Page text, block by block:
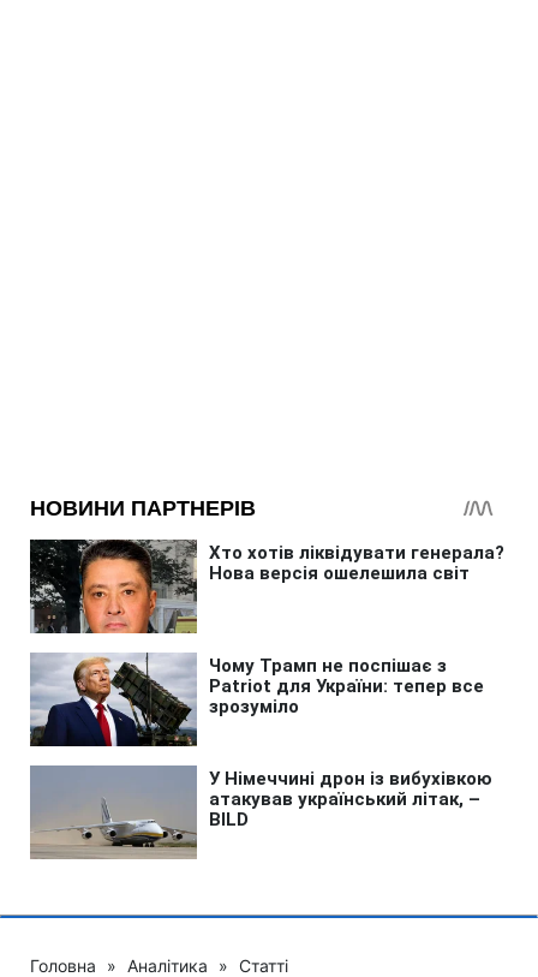
Головна » Аналітика » Статті